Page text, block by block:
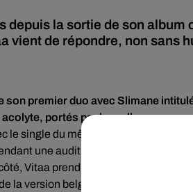
depuis la sortie de son
vient de répondre, non sans
son premier duo avec Slimane
portés par leur album
le single du même nom que les deux
une audition à l’aveugle,
Vitaa prend place dans le fauteuil
la version belge du célèbre télé-